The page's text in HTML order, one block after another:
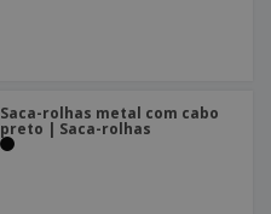
Saca-rolhas metal com cabo
preto | Saca-rolhas